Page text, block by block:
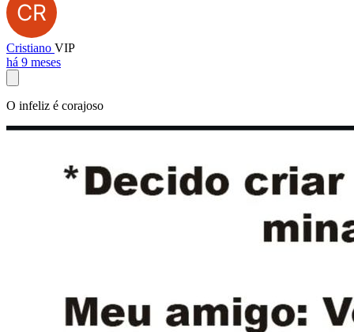
Cristiano VIP
há 9 meses
O infeliz é corajoso